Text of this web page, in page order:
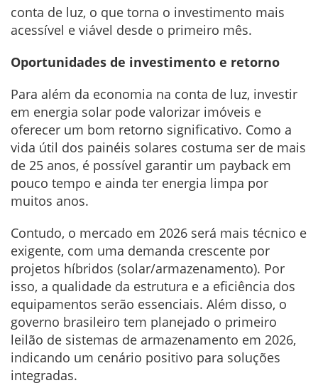
conta de luz, o que torna o investimento mais
acessível e viável desde o primeiro mês.
Oportunidades de investimento e retorno
Para além da economia na conta de luz, investir
em energia solar pode valorizar imóveis e
oferecer um bom retorno significativo. Como a
vida útil dos painéis solares costuma ser de mais
de 25 anos, é possível garantir um payback em
pouco tempo e ainda ter energia limpa por
muitos anos.
Contudo, o mercado em 2026 será mais técnico e
exigente, com uma demanda crescente por
projetos híbridos (solar/armazenamento). Por
isso, a qualidade da estrutura e a eficiência dos
equipamentos serão essenciais. Além disso, o
governo brasileiro tem planejado o primeiro
leilão de sistemas de armazenamento em 2026,
indicando um cenário positivo para soluções
integradas.